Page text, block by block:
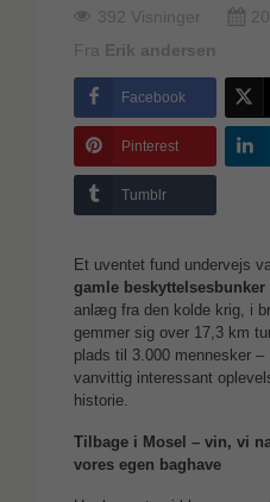
392 Visninger
Fra Erik andersen
Facebook
Pinterest
Tumblr
Et uventet fund undervejs
gamle beskyttelsesbunker
anlæg fra den kolde krig, i
gemmer sig over 17,3 km
plads til 3.000 mennesker
vanvittig interessant
historie.
Tilbage i Mosel – vin, vi
vores egen baghave